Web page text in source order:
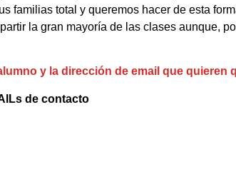
familias total y queremos hacer de esta
la gran mayoría de las clases aunque,
y la dirección de email que quieren
de contacto